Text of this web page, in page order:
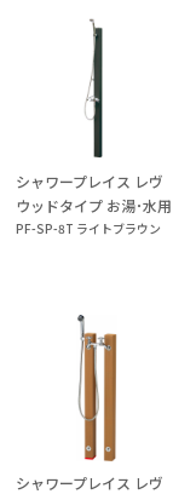
シャワープレイス レヴ
ウッドタイプ お湯･水用
PF-SP-8T ライトブラウン
シャワープレイス レヴ